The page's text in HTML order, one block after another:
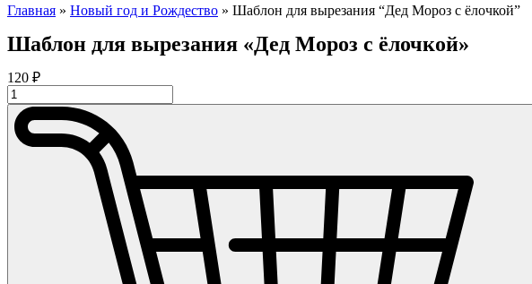
Главная » Новый год и Рождество » Шаблон для вырезания “Дед Мороз с ёлочкой”
Шаблон для вырезания «Дед Мороз с ёлочкой»
120 ₽
Количество
товара
Шаблон
для